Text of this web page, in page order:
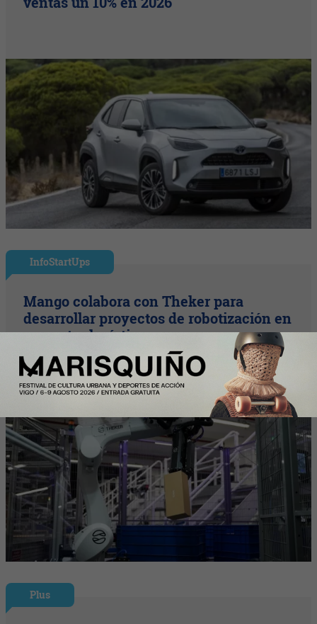
InfoStartUps
Mango colabora con Theker para
desarrollar proyectos de robotización en
su centro logístico
Plus